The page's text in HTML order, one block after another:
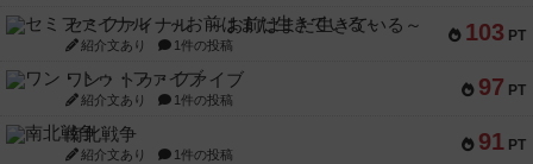
103 PT
セミファイナル ～お前はまだ生きている～
紹介文あり 1件の投稿
97 PT
ワン・トゥ・ファイブ
紹介文あり 1件の投稿
91 PT
南北戦争
紹介文あり 1件の投稿